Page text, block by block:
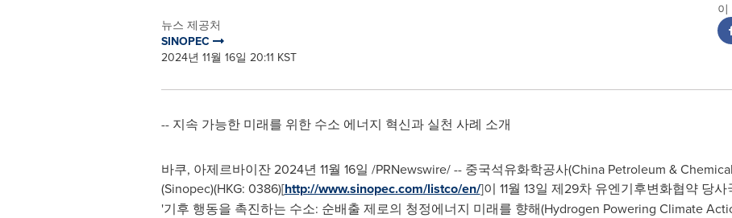
뉴스 제공처
SINOPEC
2024년 11월 16일 20:11 KST
-- 지속 가능한 미래를 위한 수소 에너지 혁신과 실천 사례 소개
바쿠, 아제르바이잔 2024년 11월 16일 /PRNewswire/ -- 중국석유화학공사(China Petroleum &
(Sinopec)(HKG: 0386)[http://www.sinopec.com/listco/en/]이 11월 13일 제29차 유엔기후변화협약 당
'기후 행동을 촉진하는 수소: 순배출 제로의 청정에너지 미래를 향해(Hydrogen Powering Climate